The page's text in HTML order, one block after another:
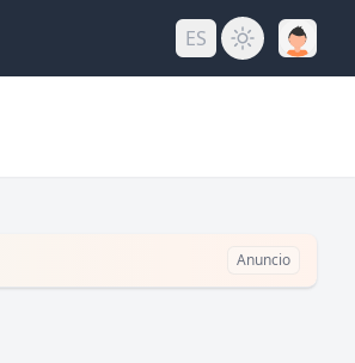
ES
Anuncio